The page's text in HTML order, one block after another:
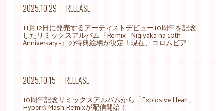
2025.10.29 RELEASE
11月12日に発売するアーティストデビュー10周年を記念
したリミックスアルバム『Re:mix - Nigiyaka na 10th
Anniversary -』の特典絵柄が決定！現在、コロムビア...
2025.10.15 RELEASE
10周年記念リミックスアルバムから「Explosive Heart」
Hyper☆Mash Re:mixが配信開始！